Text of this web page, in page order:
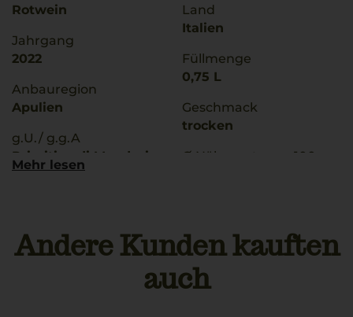
Rotwein
Jahrgang
2022
Anbauregion
Apulien
g.U./ g.g.A
Primitivo di Manduria
Rebsorten
Land
Italien
Füllmenge
0,75 L
Geschmack
trocken
Ø Nährwerte pro 100g
davon gesättigte
Fettsäuren: 0 g
Kohlenhydrate
Mehr lesen
Andere Kunden kauften
auch